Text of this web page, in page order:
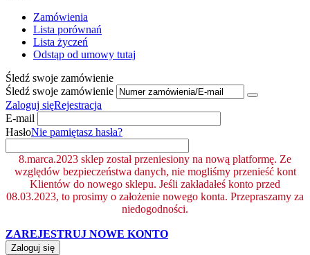
Zamówienia
Lista porównań
Lista życzeń
Odstąp od umowy tutaj
Śledź swoje zamówienie
Śledź swoje zamówienie
Zaloguj sięRejestracja
E-mail
HasłoNie pamiętasz hasła?
8.marca.2023 sklep został przeniesiony na nową platformę. Ze
względów bezpieczeństwa danych, nie mogliśmy przenieść kont
Klientów do nowego sklepu. Jeśli zakładałeś konto przed
08.03.2023, to prosimy o założenie nowego konta. Przepraszamy za
niedogodności.
ZAREJESTRUJ NOWE KONTO
Zaloguj się